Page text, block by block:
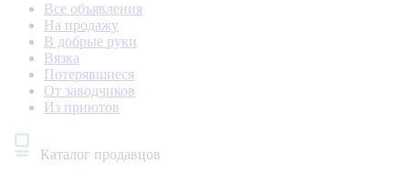
Все объявления
На продажу
В добрые руки
Вязка
Потерявшиеся
От заводчиков
Из приютов
Каталог продавцов